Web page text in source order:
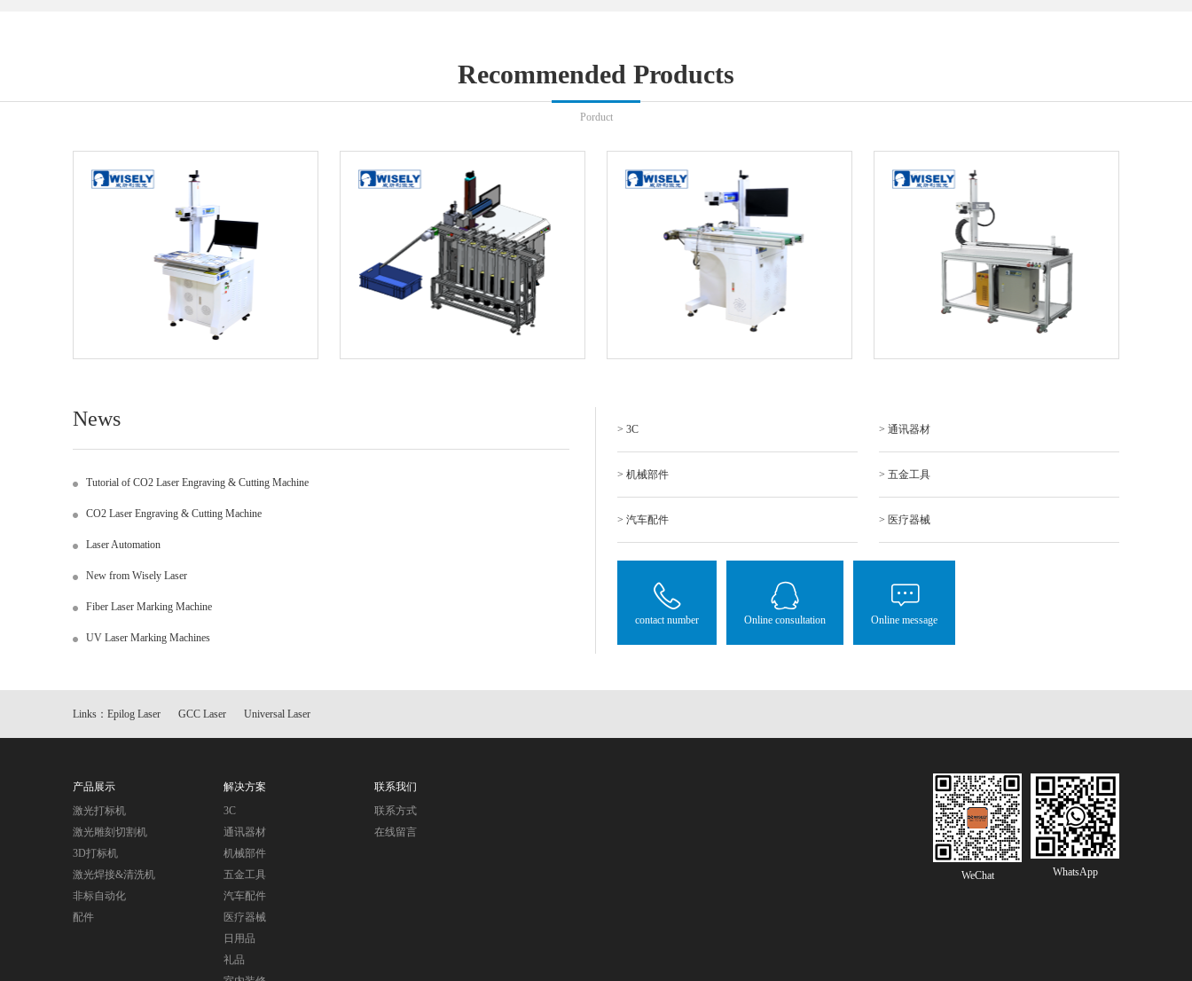
Recommended Products
Porduct
News
Tutorial of CO2 Laser Engraving & Cutting Machine
CO2 Laser Engraving & Cutting Machine
Laser Automation
New from Wisely Laser
Fiber Laser Marking Machine
UV Laser Marking Machines
> 3C > 通讯器材
> 机械部件 > 五金工具
> 汽车配件 > 医疗器械
contact number Online consultation Online message
Links： Epilog Laser GCC Laser Universal Laser
产品展示
激光打标机
激光雕刻切割机
3D打标机
激光焊接&清洗机
非标自动化
配件
解决方案
3C
通讯器材
机械部件
五金工具
汽车配件
医疗器械
日用品
礼品
联系我们
联系方式
在线留言
WeChat WhatsApp